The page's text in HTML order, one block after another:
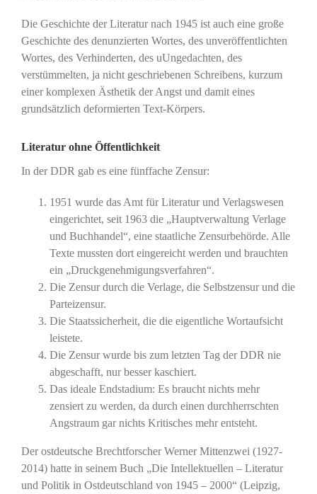
Die Geschichte der Literatur nach 1945 ist auch eine große
Geschichte des denunzierten Wortes, des unveröffentlichten
Wortes, des Verhinderten, des uUngedachten, des
verstümmelten, ja nicht geschriebenen Schreibens, kurzum
einer komplexen Ästhetik der Angst und damit eines
grundsätzlich deformierten Text-Körpers.
Literatur ohne Öffentlichkeit
In der DDR gab es eine fünffache Zensur:
1951 wurde das Amt für Literatur und Verlagswesen
eingerichtet, seit 1963 die „Hauptverwaltung Verlage
und Buchhandel“, eine staatliche Zensurbehörde. Alle
Texte mussten dort eingereicht werden und brauchten
ein „Druckgenehmigungsverfahren“.
Die Zensur durch die Verlage, die Selbstzensur und die
Parteizensur.
Die Staatssicherheit, die die eigentliche Wortaufsicht
leistete.
Die Zensur wurde bis zum letzten Tag der DDR nie
abgeschafft, nur besser kaschiert.
Das ideale Endstadium: Es braucht nichts mehr
zensiert zu werden, da durch einen durchherrschten
Angstraum gar nichts Kritisches mehr entsteht.
Der ostdeutsche Brechtforscher Werner Mittenzwei (1927-
2014) hatte in seinem Buch „Die Intellektuellen – Literatur
und Politik in Ostdeutschland von 1945 – 2000“ (Leipzig,